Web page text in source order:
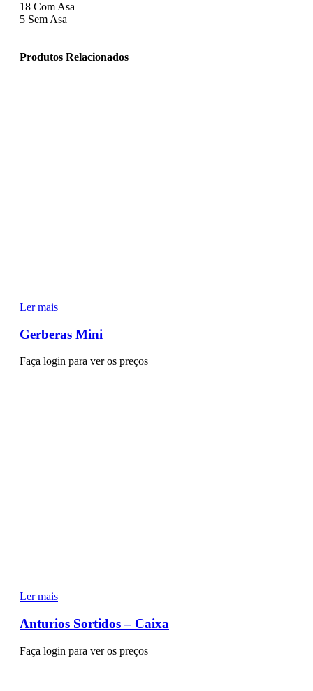
18 Com Asa
5 Sem Asa
Produtos Relacionados
Ler mais
Gerberas Mini
Faça login para ver os preços
Ler mais
Anturios Sortidos – Caixa
Faça login para ver os preços